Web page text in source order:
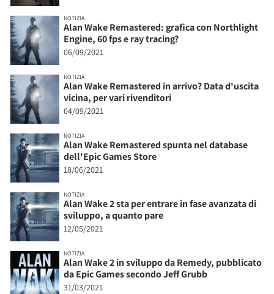
NOTIZIA
Alan Wake Remastered: grafica con Northlight
Engine, 60 fps e ray tracing?
06/09/2021
NOTIZIA
Alan Wake Remastered in arrivo? Data d'uscita
vicina, per vari rivenditori
04/09/2021
NOTIZIA
Alan Wake Remastered spunta nel database
dell'Epic Games Store
18/06/2021
NOTIZIA
Alan Wake 2 sta per entrare in fase avanzata di
sviluppo, a quanto pare
12/05/2021
NOTIZIA
Alan Wake 2 in sviluppo da Remedy, pubblicato
da Epic Games secondo Jeff Grubb
31/03/2021